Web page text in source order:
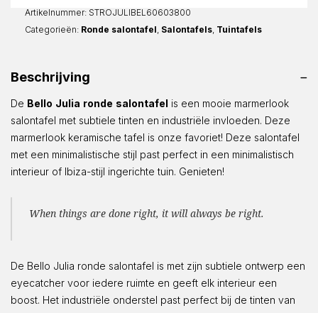
Artikelnummer: STROJULIBEL60603800
Categorieën: Ronde salontafel Salontafels Tuintafels
Beschrijving
De Bello Julia ronde salontafel is een mooie marmerlook
salontafel met subtiele tinten en industriële invloeden. Deze
marmerlook keramische tafel is onze favoriet! Deze salontafel
met een minimalistische stijl past perfect in een minimalistisch
interieur of Ibiza-stijl ingerichte tuin. Genieten!
When things are done right, it will always be right.
De Bello Julia ronde salontafel is met zijn subtiele ontwerp een
eyecatcher voor iedere ruimte en geeft elk interieur een
boost. Het industriële onderstel past perfect bij de tinten van